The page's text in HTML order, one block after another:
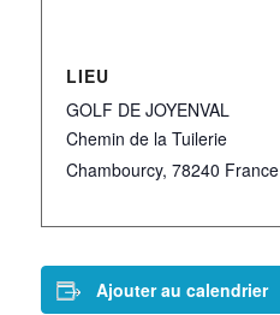
LIEU
GOLF DE JOYENVAL
Chemin de la Tuilerie
Chambourcy, 78240 France
Ajouter au calendrier